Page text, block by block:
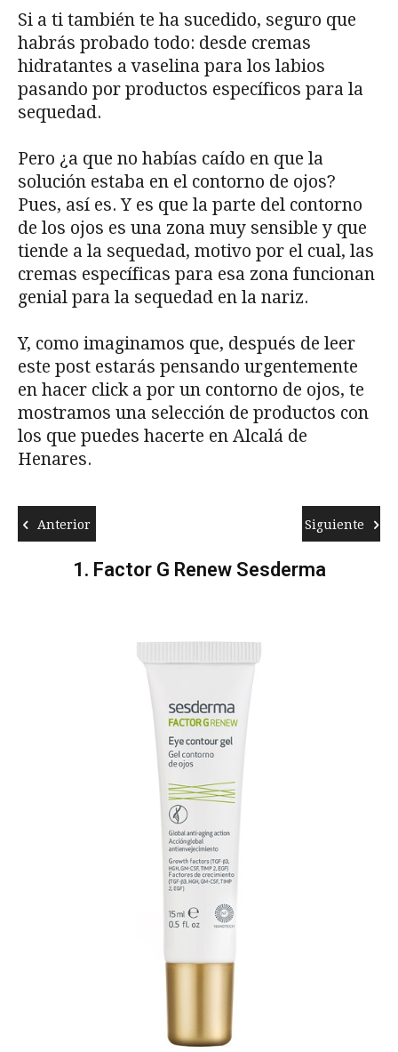
Si a ti también te ha sucedido, seguro que
habrás probado todo: desde cremas
hidratantes a vaselina para los labios
pasando por productos específicos para la
sequedad.
Pero ¿a que no habías caído en que la
solución estaba en el contorno de ojos?
Pues, así es. Y es que la parte del contorno
de los ojos es una zona muy sensible y que
tiende a la sequedad, motivo por el cual, las
cremas específicas para esa zona funcionan
genial para la sequedad en la nariz.
Y, como imaginamos que, después de leer
este post estarás pensando urgentemente
en hacer click a por un contorno de ojos, te
mostramos una selección de productos con
los que puedes hacerte en Alcalá de
Henares.
Anterior Siguiente
1. Factor G Renew Sesderma